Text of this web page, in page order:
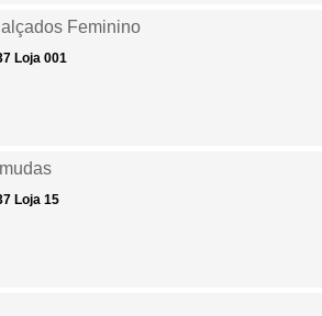
Feminino
Loja 001
Loja 15